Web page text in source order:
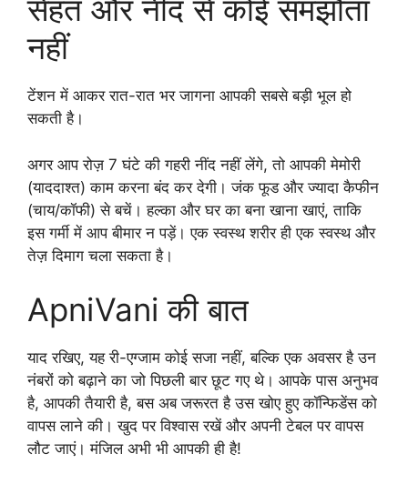
सेहत और नींद से कोई समझौता
नहीं
टेंशन में आकर रात-रात भर जागना आपकी सबसे बड़ी भूल हो
सकती है।
अगर आप रोज़ 7 घंटे की गहरी नींद नहीं लेंगे, तो आपकी मेमोरी
(याददाश्त) काम करना बंद कर देगी। जंक फूड और ज्यादा कैफीन
(चाय/कॉफी) से बचें। हल्का और घर का बना खाना खाएं, ताकि
इस गर्मी में आप बीमार न पड़ें। एक स्वस्थ शरीर ही एक स्वस्थ और
तेज़ दिमाग चला सकता है।
ApniVani की बात
याद रखिए, यह री-एग्जाम कोई सजा नहीं, बल्कि एक अवसर है उन
नंबरों को बढ़ाने का जो पिछली बार छूट गए थे। आपके पास अनुभव
है, आपकी तैयारी है, बस अब जरूरत है उस खोए हुए कॉन्फिडेंस को
वापस लाने की। खुद पर विश्वास रखें और अपनी टेबल पर वापस
लौट जाएं। मंजिल अभी भी आपकी ही है!